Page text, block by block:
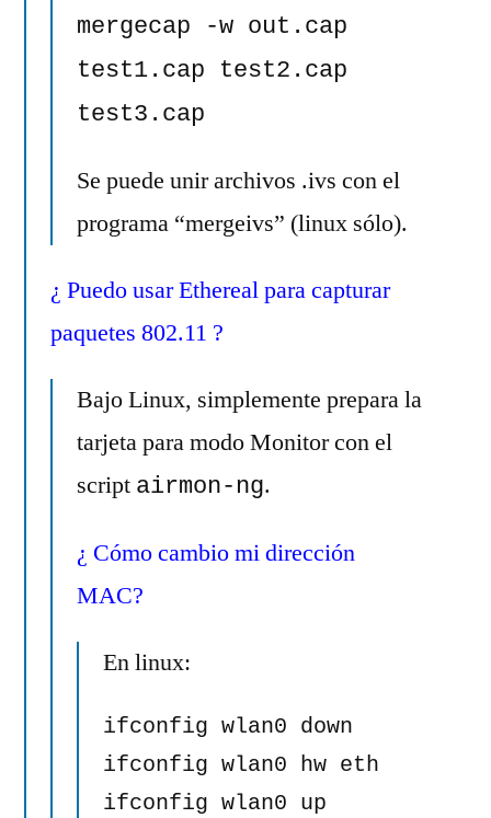
mergecap -w out.cap
test1.cap test2.cap
test3.cap
Se puede unir archivos .ivs con el
programa “mergeivs” (linux sólo).
¿ Puedo usar Ethereal para capturar
paquetes 802.11 ?
Bajo Linux, simplemente prepara la
tarjeta para modo Monitor con el
script airmon-ng.
¿ Cómo cambio mi dirección
MAC?
En linux:
ifconfig wlan0 down
ifconfig wlan0 hw ether
ifconfig wlan0 up